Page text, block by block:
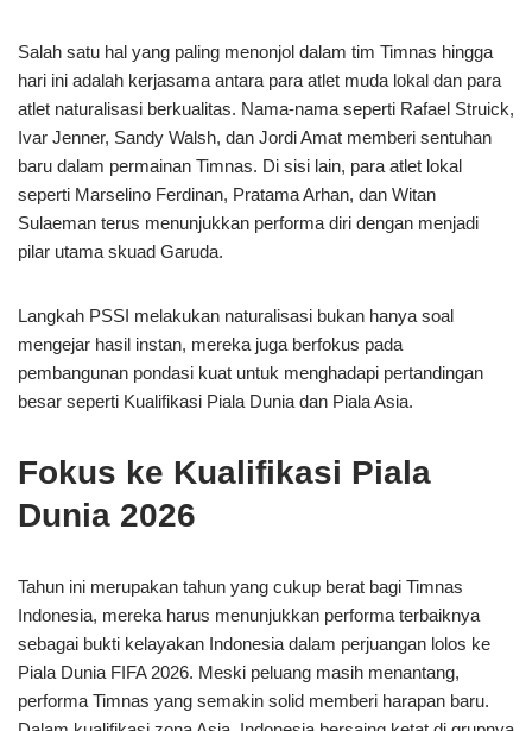
Salah satu hal yang paling menonjol dalam tim Timnas hingga
hari ini adalah kerjasama antara para atlet muda lokal dan para
atlet naturalisasi berkualitas. Nama-nama seperti Rafael Struick,
Ivar Jenner, Sandy Walsh, dan Jordi Amat memberi sentuhan
baru dalam permainan Timnas. Di sisi lain, para atlet lokal
seperti Marselino Ferdinan, Pratama Arhan, dan Witan
Sulaeman terus menunjukkan performa diri dengan menjadi
pilar utama skuad Garuda.
Langkah PSSI melakukan naturalisasi bukan hanya soal
mengejar hasil instan, mereka juga berfokus pada
pembangunan pondasi kuat untuk menghadapi pertandingan
besar seperti Kualifikasi Piala Dunia dan Piala Asia.
Fokus ke Kualifikasi Piala
Dunia 2026
Tahun ini merupakan tahun yang cukup berat bagi Timnas
Indonesia, mereka harus menunjukkan performa terbaiknya
sebagai bukti kelayakan Indonesia dalam perjuangan lolos ke
Piala Dunia FIFA 2026. Meski peluang masih menantang,
performa Timnas yang semakin solid memberi harapan baru.